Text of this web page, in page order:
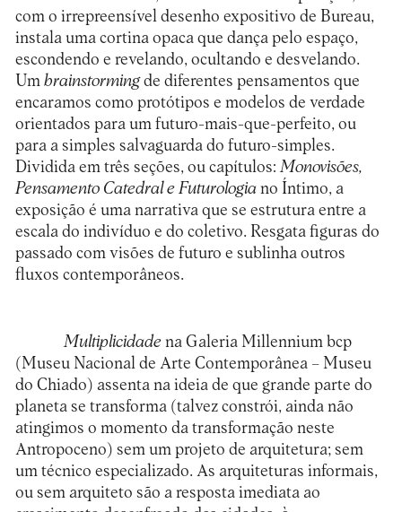
com o irrepreensível desenho expositivo de Bureau,
instala uma cortina opaca que dança pelo espaço,
escondendo e revelando, ocultando e desvelando.
Um brainstormingde diferentes pensamentos que
encaramos como protótipos e modelos de verdade
orientados para um futuro-mais-que-perfeito, ou
para a simples salvaguarda do futuro-simples.
Dividida em três seções, ou capítulos: Monovisões,
Pensamento Catedral e Futurologiano Íntimo, a
exposição é uma narrativa que se estrutura entre a
escala do indivíduo e do coletivo. Resgata figuras do
passado com visões de futuro e sublinha outros
fluxos contemporâneos.
Multiplicidade na Galeria Millennium bcp
(Museu Nacional de Arte Contemporânea – Museu
do Chiado) assenta na ideia de que grande parte do
planeta se transforma (talvez constrói, ainda não
atingimos o momento da transformação neste
Antropoceno) sem um projeto de arquitetura; sem
um técnico especializado. As arquiteturas informais,
ou sem arquiteto são a resposta imediata ao